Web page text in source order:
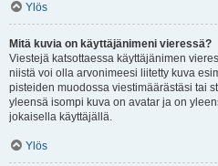
Ylös
Mitä kuvia on käyttäjänimeni vieressä?
Viestejä katsottaessa käyttäjänimen
niistä voi olla arvonimeesi liitetty kuva
pisteiden muodossa viestimäärästäsi tai
yleensä isompi kuva on avatar ja on
jokaisella käyttäjällä.
Ylös